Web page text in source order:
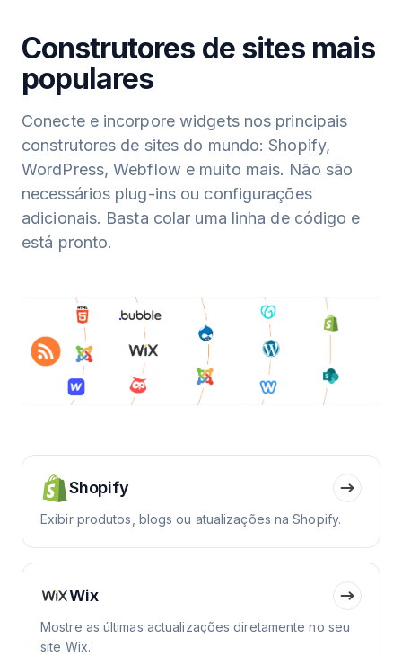
Construtores de sites mais
populares
Conecte e incorpore widgets nos principais
construtores de sites do mundo: Shopify,
WordPress, Webflow e muito mais. Não são
necessários plug-ins ou configurações
adicionais. Basta colar uma linha de código e
está pronto.
Shopify
Exibir produtos, blogs ou atualizações na Shopify.
Wix
Mostre as últimas actualizações diretamente no seu
site Wix.